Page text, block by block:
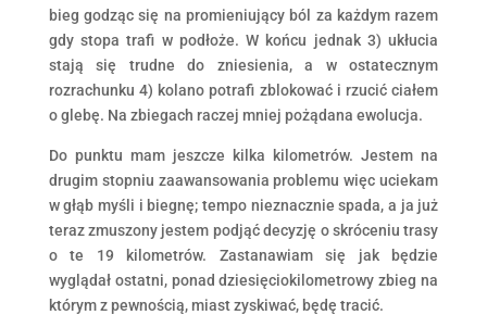
bieg godząc się na promieniujący ból za każdym razem
gdy stopa trafi w podłoże. W końcu jednak 3) ukłucia
stają się trudne do zniesienia, a w ostatecznym
rozrachunku 4) kolano potrafi zblokować i rzucić ciałem
o glebę. Na zbiegach raczej mniej pożądana ewolucja.
Do punktu mam jeszcze kilka kilometrów. Jestem na
drugim stopniu zaawansowania problemu więc uciekam
w głąb myśli i biegnę; tempo nieznacznie spada, a ja już
teraz zmuszony jestem podjąć decyzję o skróceniu trasy
o te 19 kilometrów. Zastanawiam się jak będzie
wyglądał ostatni, ponad dziesięciokilometrowy zbieg na
którym z pewnością, miast zyskiwać, będę tracić.